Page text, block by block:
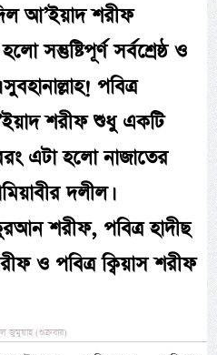
আ’ইয়াদ শরীফ
সন্তুষ্টিপূর্ণ সর্বশ্রেষ্ঠ ও
পবিত্র
শরীফ শুধু একটি
এটা হলো নাজাতের
দলীল।
শরীফ, পবিত্র হাদীছ
ও পবিত্র ক্বিয়াস শরীফ
(শুক্রবার)